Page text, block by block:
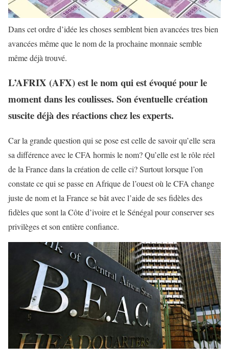
Dans cet ordre d’idée les choses semblent bien avancées tres bien
avancées même que le nom de la prochaine monnaie semble
même déjà trouvé.
L’AFRIX (AFX) est le nom qui est évoqué pour le
moment dans les coulisses. Son éventuelle création
suscite déjà des réactions chez les experts.
Car la grande question qui se pose est celle de savoir qu’elle sera
sa différence avec le CFA hormis le nom? Qu’elle est le rôle réel
de la France dans la création de celle ci? Surtout lorsque l’on
constate ce qui se passe en Afrique de l’ouest où le CFA change
juste de nom et la France se bât avec l’aide de ses fidèles des
fidèles que sont la Côte d’ivoire et le Sénégal pour conserver ses
privilèges et son entière confiance.